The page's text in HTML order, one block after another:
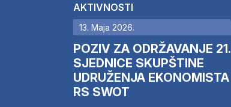
AKTIVNOSTI
13. Maja 2026.
POZIV ZA ODRŽAVANJE 21.
SJEDNICE SKUPŠTINE
UDRUŽENJA EKONOMISTA
RS SWOT